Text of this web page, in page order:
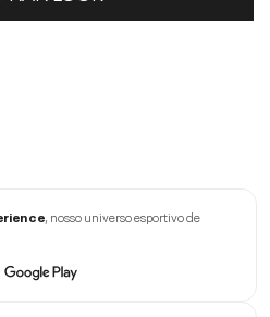
, nosso universo esportivo de